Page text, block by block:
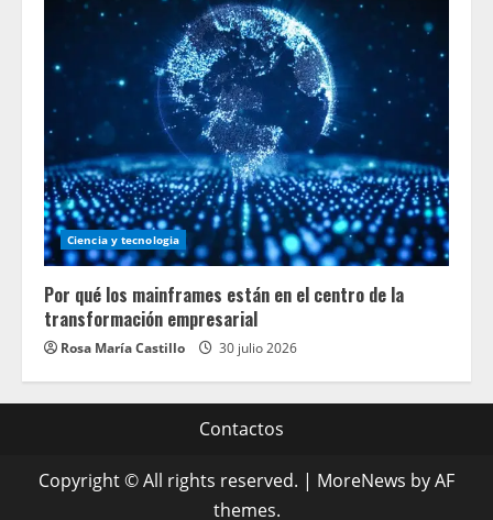
Ciencia y tecnologia
Por qué los mainframes están en el centro de la
transformación empresarial
Rosa María Castillo 30 julio 2026
Contactos
Copyright © All rights reserved. | MoreNews by AF
themes.